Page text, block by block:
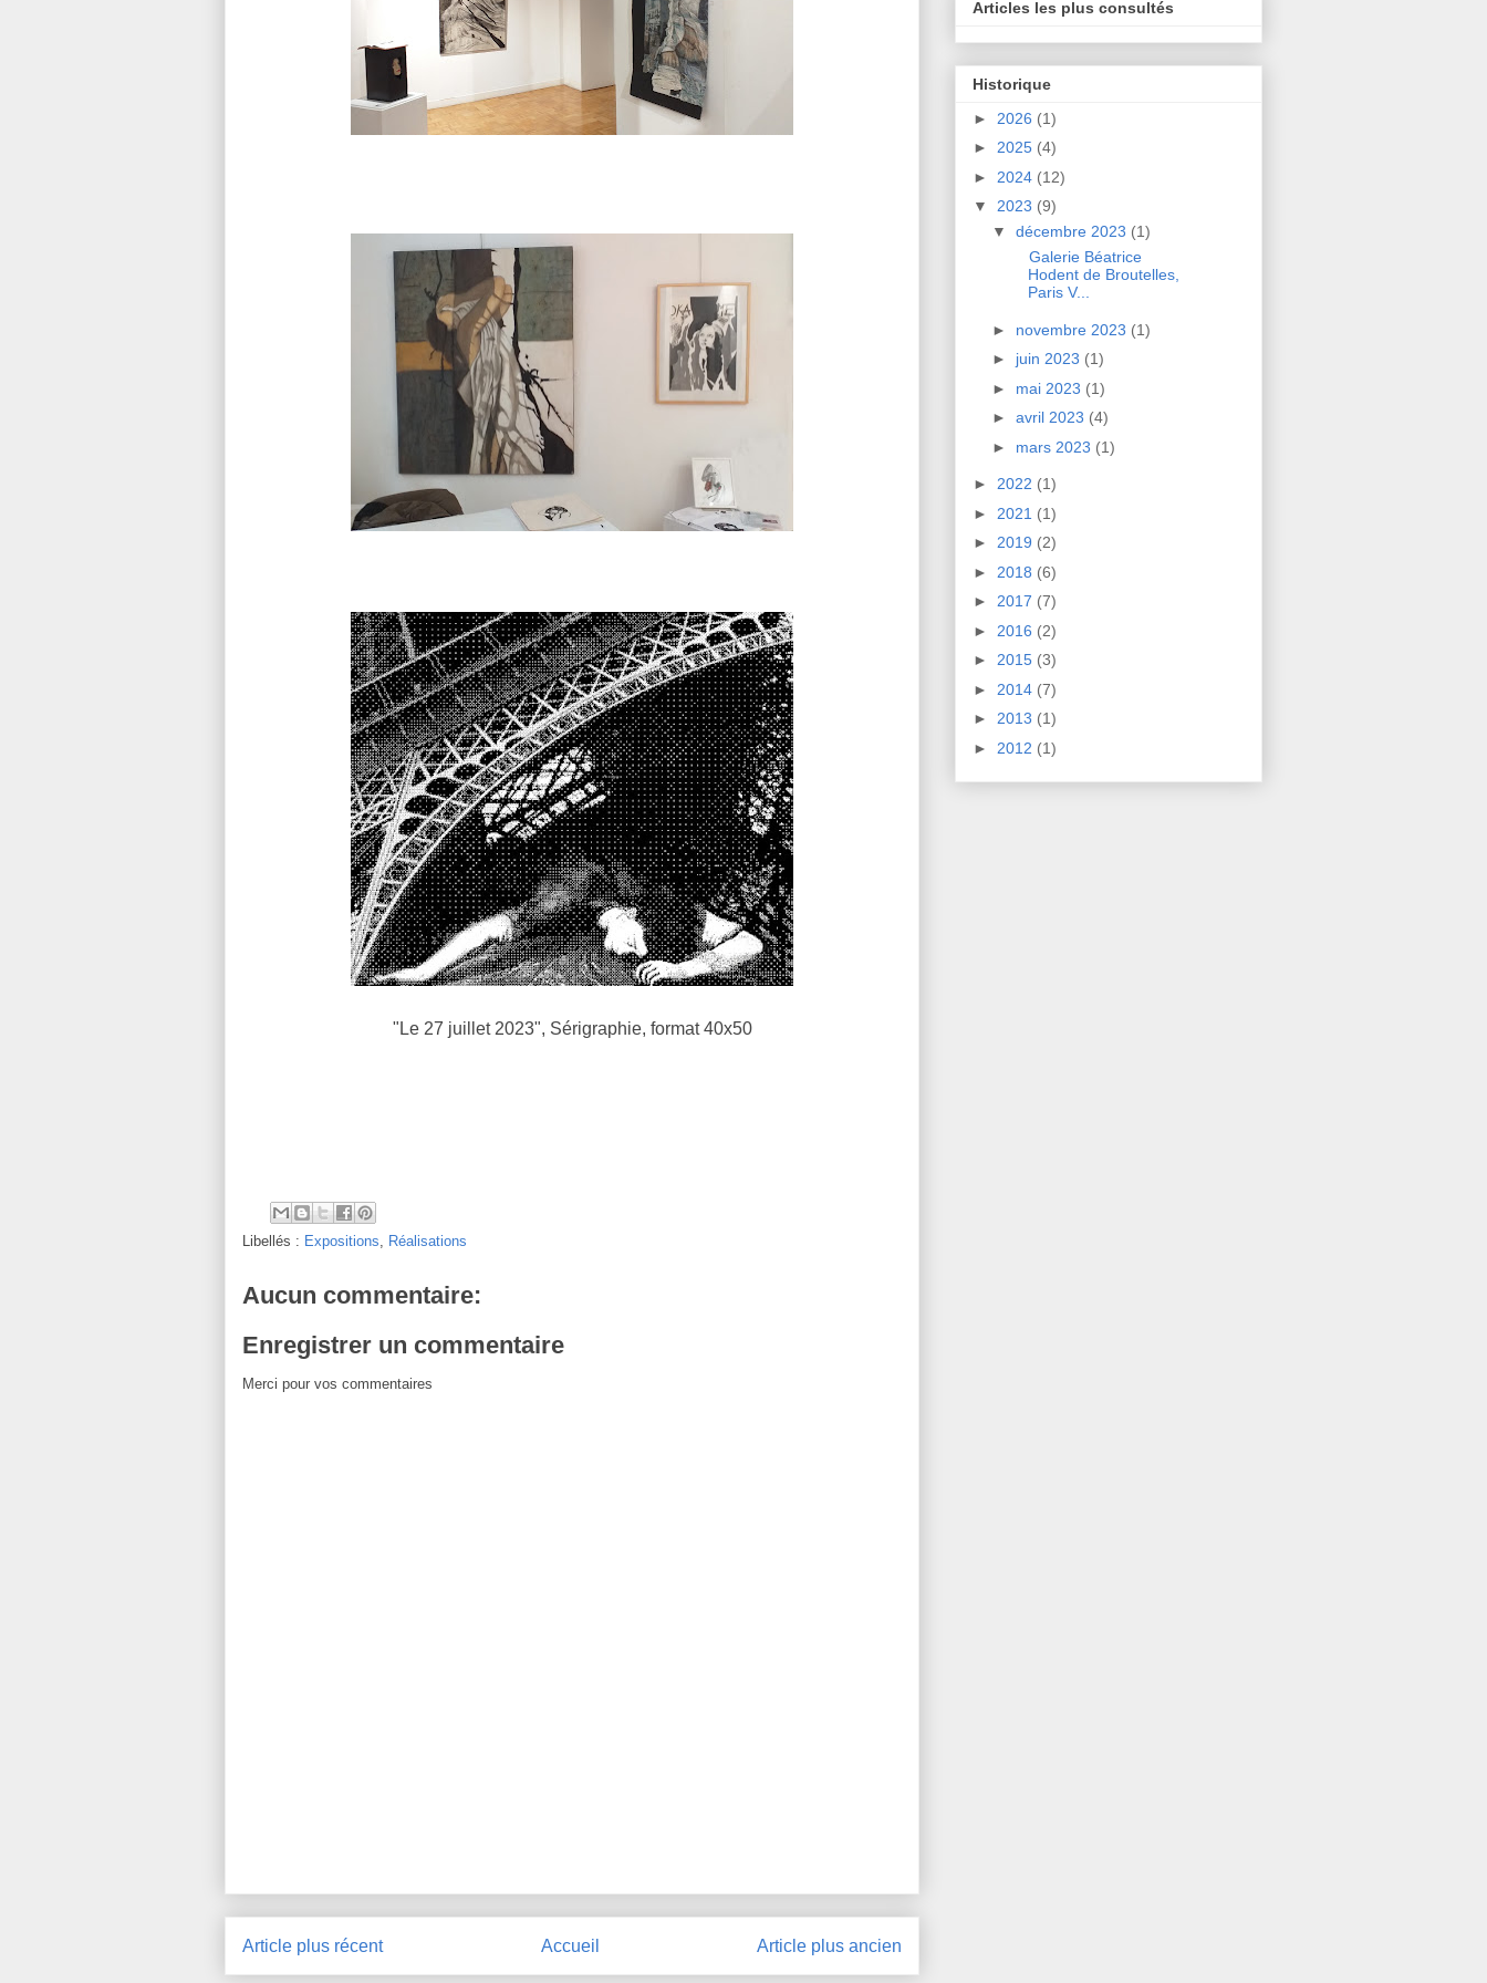
"Le 27 juillet 2023", Sérigraphie, format 40x50
Libellés : Expositions Réalisations
Aucun commentaire:
Enregistrer un commentaire
Merci pour vos commentaires
Article plus récent Article plus ancien
Accueil
Articles les plus consultés
Historique
► 2026 (1)
► 2025 (4)
► 2024 (12)
▼ 2023 (9)
▼ décembre 2023 (1)
Galerie Béatrice
Hodent de Broutelles,
Paris V...
► novembre 2023 (1)
► juin 2023 (1)
► mai 2023 (1)
► avril 2023 (4)
► mars 2023 (1)
► 2022 (1)
► 2021 (1)
► 2019 (2)
► 2018 (6)
► 2017 (7)
► 2016 (2)
► 2015 (3)
► 2014 (7)
► 2013 (1)
► 2012 (1)